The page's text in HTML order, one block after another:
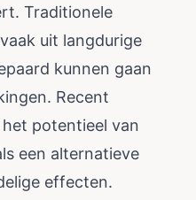
Traditionele
uit langdurige
kunnen gaan
Recent
potentieel van
een alternatieve
effecten.